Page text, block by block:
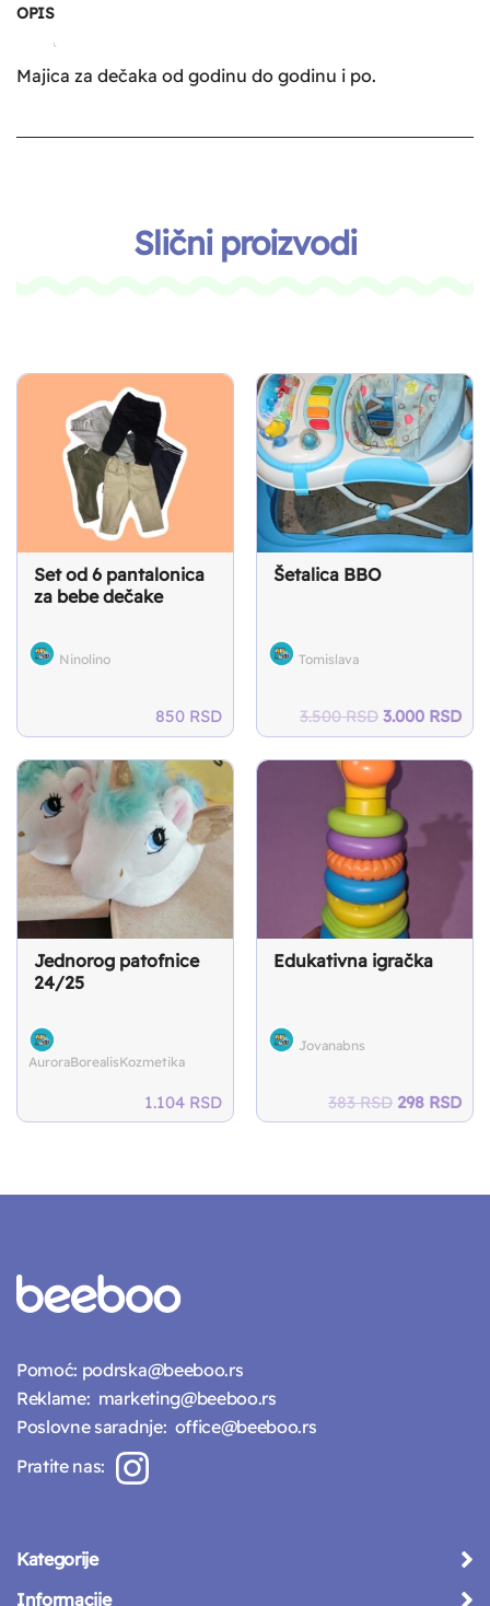
OPIS
Majica za dečaka od godinu do godinu i po.
Slični proizvodi
Set od 6 pantalonica
za bebe dečake
Ninolino
850 RSD
Šetalica BBO
Tomislava
3.500RSD Original
price
was:
3.500 RSD.
3.000 RSD
is:
Jednorog patofnice
24/25
AuroraBorealisKozmetika
1.104 RSD
Edukativna igračka
Jovanabns
383RSD Original
price
298 RSD
Pomoć: podrska@beeboo.rs
Reklame: marketing@beeboo.rs
Poslovne saradnje: office@beeboo.rs
Pratite nas:
Kategorije
Informacije